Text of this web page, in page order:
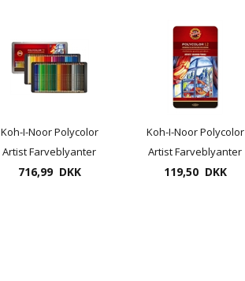
Koh-I-Noor Polycolor
Artist Farveblyanter
72 pr. æske
716,99 DKK
Koh-I-Noor Polycolor
Artist Farveblyanter
12 pr. æske
119,50 DKK